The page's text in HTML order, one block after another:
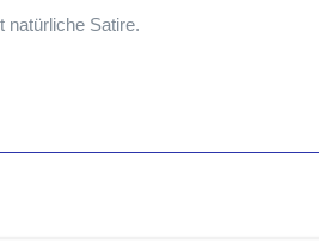
natürliche Satire.